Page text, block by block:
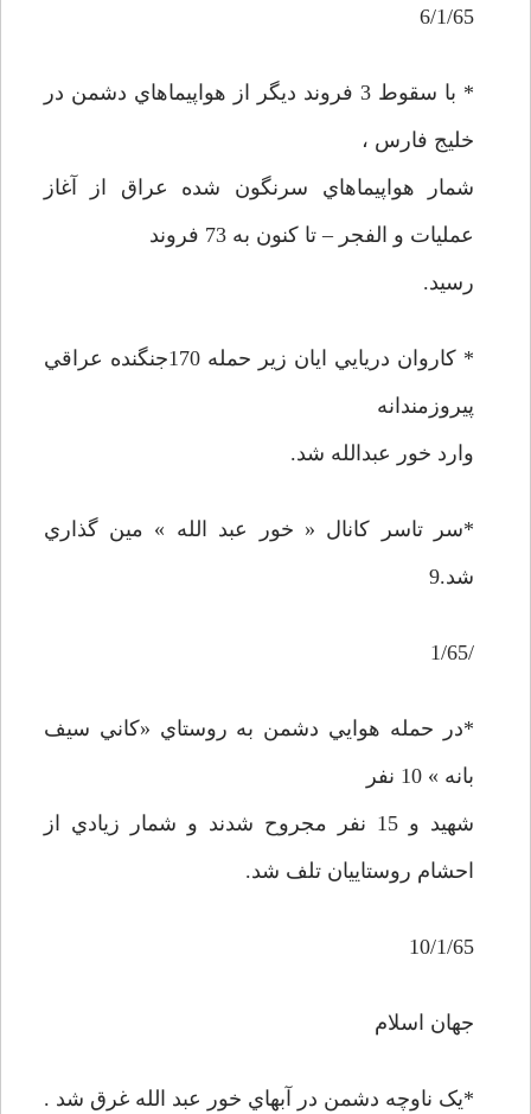
6/1/65
* با سقوط 3 فروند ديگر از هواپيماهاي دشمن در
خليج فارس ،
شمار هواپيماهاي سرنگون شده عراق از آغاز
عمليات و الفجر – تا کنون به 73 فروند
رسيد.
* کاروان دريايي ايان زير حمله 170جنگنده عراقي
پيروزمندانه
وارد خور عبدالله شد.
*سر تاسر کانال « خور عبد الله » مين گذاري
شد.9
/1/65
*در حمله هوايي دشمن به روستاي «کاني سيف
بانه » 10 نفر
شهيد و 15 نفر مجروح شدند و شمار زيادي از
احشام روستاييان تلف شد.
10/1/65
جهان اسلام
*يک ناوچه دشمن در آبهاي خور عبد الله غرق شد .